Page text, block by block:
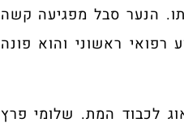
איתו. הנער סבל מפגיעה קשה
ראשוני והוא פונה
לכבוד המת. שלומי פרץ